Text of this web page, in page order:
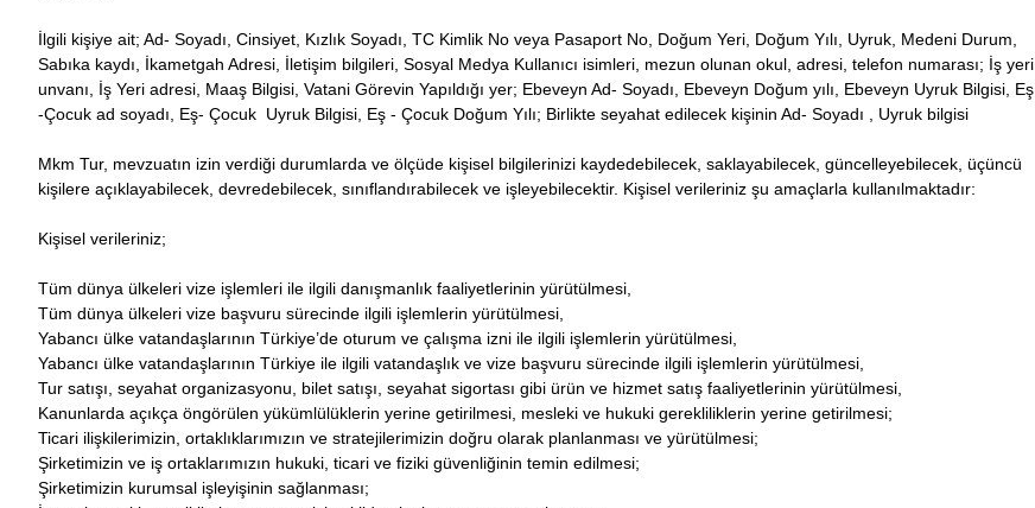
İlgili kişiye ait; Ad- Soyadı, Cinsiyet, Kızlık Soyadı, TC Kimlik No veya Pasaport No, Doğum Yeri, Doğum Yılı, Uyruk, Medeni Durum,
Sabıka kaydı, İkametgah Adresi, İletişim bilgileri, Sosyal Medya Kullanıcı isimleri, mezun olunan okul, adresi, telefon numarası; İş yeri
unvanı, İş Yeri adresi, Maaş Bilgisi, Vatani Görevin Yapıldığı yer; Ebeveyn Ad- Soyadı, Ebeveyn Doğum yılı, Ebeveyn Uyruk Bilgisi, Eş
-Çocuk ad soyadı, Eş- Çocuk Uyruk Bilgisi, Eş - Çocuk Doğum Yılı; Birlikte seyahat edilecek kişinin Ad- Soyadı , Uyruk bilgisi
Mkm Tur, mevzuatın izin verdiği durumlarda ve ölçüde kişisel bilgilerinizi kaydedebilecek, saklayabilecek, güncelleyebilecek, üçüncü
kişilere açıklayabilecek, devredebilecek, sınıflandırabilecek ve işleyebilecektir. Kişisel verileriniz şu amaçlarla kullanılmaktadır:
Kişisel verileriniz;
Tüm dünya ülkeleri vize işlemleri ile ilgili danışmanlık faaliyetlerinin yürütülmesi,
Tüm dünya ülkeleri vize başvuru sürecinde ilgili işlemlerin yürütülmesi,
Yabancı ülke vatandaşlarının Türkiye’de oturum ve çalışma izni ile ilgili işlemlerin yürütülmesi,
Yabancı ülke vatandaşlarının Türkiye ile ilgili vatandaşlık ve vize başvuru sürecinde ilgili işlemlerin yürütülmesi,
Tur satışı, seyahat organizasyonu, bilet satışı, seyahat sigortası gibi ürün ve hizmet satış faaliyetlerinin yürütülmesi,
Kanunlarda açıkça öngörülen yükümlülüklerin yerine getirilmesi, mesleki ve hukuki gerekliliklerin yerine getirilmesi;
Ticari ilişkilerimizin, ortaklıklarımızın ve stratejilerimizin doğru olarak planlanması ve yürütülmesi;
Şirketimizin ve iş ortaklarımızın hukuki, ticari ve fiziki güvenliğinin temin edilmesi;
Şirketimizin kurumsal işleyişinin sağlanması;